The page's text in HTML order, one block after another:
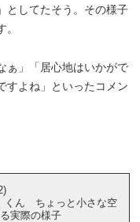
としてたそう。その様子
ぁ」「居心地はいかがで
すよね」といったコメン
くん ちょっと小さな空
実際の様子